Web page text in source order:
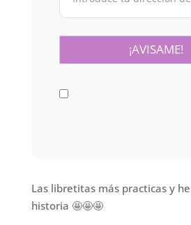
Las libretitas más practicas y
historia 🤩🤩🤩